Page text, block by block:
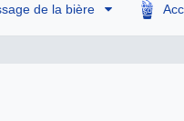
de la bière